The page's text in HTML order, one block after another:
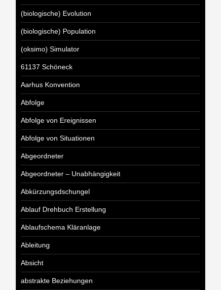
(biologische) Evolution
(biologische) Population
(oksimo) Simulator
61137 Schöneck
Aarhus Konvention
Abfolge
Abfolge von Ereignissen
Abfolge von Situationen
Abgeordneter
Abgeordneter – Unabhängigkeit
Abkürzungsdschungel
Ablauf Drehbuch Erstellung
Ablaufschema Kläranlage
Ableitung
Absicht
abstrakte Beziehungen